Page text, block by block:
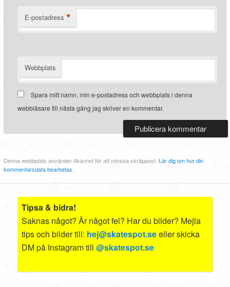
E-postadress *
Webbplats
Spara mitt namn, min e-postadress och webbplats i denna
webbläsare till nästa gång jag skriver en kommentar.
Denna webbplats använder Akismet för att minska skräppost.Lär dig om hur din
kommentarsdata bearbetas
Tipsa & bidra!
Saknas något? Är något fel? Har du bilder? Mejla
tips och bilder till: hej@skatespot.seeller skicka
DM på Instagram till@skatespot.se